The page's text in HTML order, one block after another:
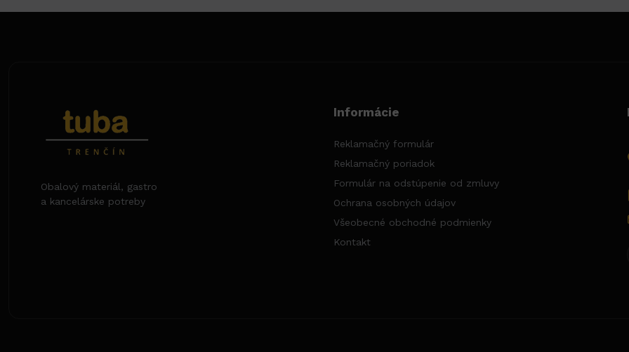
Obalový materiál, gastro
a kancelárske potreby
Informácie
Reklamačný formulár
Reklamačný poriadok
Formulár na odstúpenie od zmluvy
Ochrana osobných údajov
Všeobecné obchodné podmienky
Kontakt